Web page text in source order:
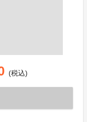
(税込)